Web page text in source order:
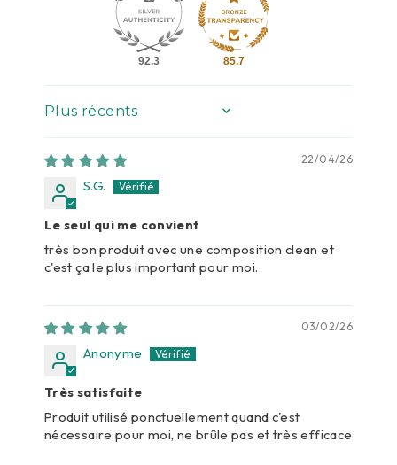
92.3 85.7
SORT BY
22/04/26
S.G.
Le seul qui me convient
très bon produit avec une composition clean et
c'est ça le plus important pour moi.
03/02/26
Anonyme
Très satisfaite
Produit utilisé ponctuellement quand c'est
nécessaire pour moi, ne brûle pas et très efficace